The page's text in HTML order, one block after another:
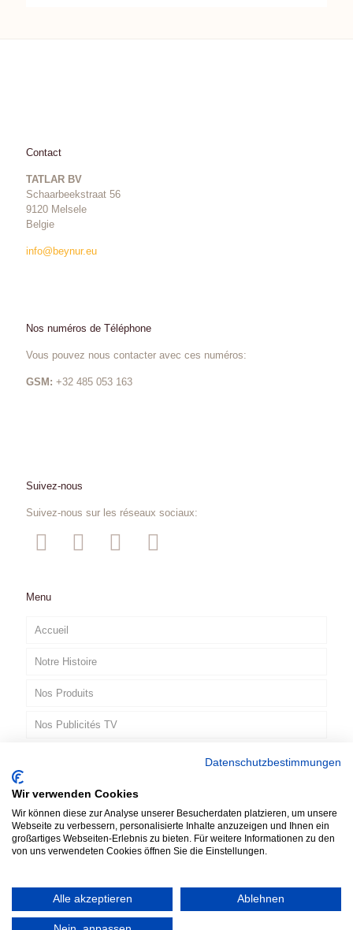
Contact
TATLAR BV
Schaarbeekstraat 56
9120 Melsele
Belgie
info@beynur.eu
Nos numéros de Téléphone
Vous pouvez nous contacter avec ces numéros:
GSM: +32 485 053 163
Suivez-nous
Suivez-nous sur les réseaux sociaux:
Menu
Accueil
Notre Histoire
Nos Produits
Nos Publicités TV
FR
© 2019 TATLAR bvba. All Rights Reserved. Designed by
Datenschutzbestimmungen
Wir verwenden Cookies
Wir können diese zur Analyse unserer Besucherdaten platzieren, um unsere
Webseite zu verbessern, personalisierte Inhalte anzuzeigen und Ihnen ein
großartiges Webseiten-Erlebnis zu bieten. Für weitere Informationen zu den
von uns verwendeten Cookies öffnen Sie die Einstellungen.
Alle akzeptieren Ablehnen